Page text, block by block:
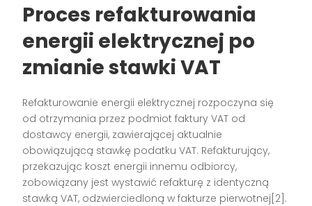
Proces refakturowania
energii elektrycznej po
zmianie stawki VAT
Refakturowanie energii elektrycznej rozpoczyna się
od otrzymania przez podmiot faktury VAT od
dostawcy energii, zawierającej aktualnie
obowiązującą stawkę podatku VAT. Refakturujący,
przekazując koszt energii innemu odbiorcy,
zobowiązany jest wystawić refakturę z identyczną
stawką VAT, odzwierciedloną w fakturze pierwotnej[2].